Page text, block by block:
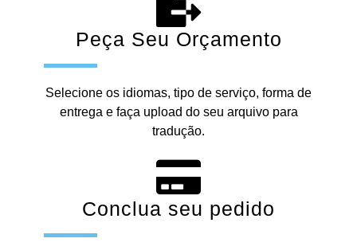
Peça Seu Orçamento
Selecione os idiomas, tipo de serviço, forma de
entrega e faça upload do seu arquivo para
tradução.
Conclua seu pedido